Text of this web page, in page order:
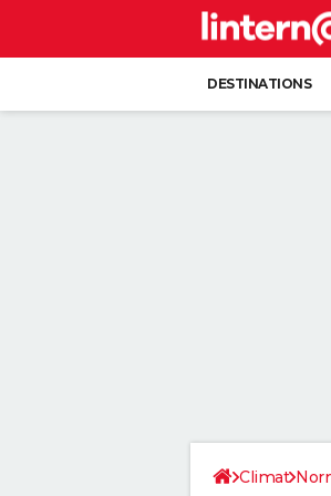
DESTINATIONS
Climat